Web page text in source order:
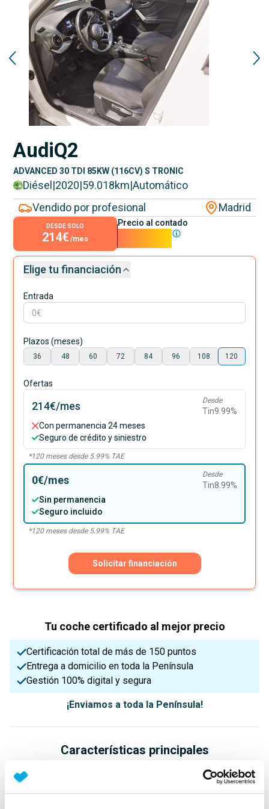
AudiQ2
ADVANCED 30 TDI 85KW (116CV) S TRONIC
Diésel |2020|59.018km|Automático
Vendido por profesional
Madrid
DESDE SOLO
214€ /mes
Precio al contado
Elige tu financiación
Entrada
Plazos (meses)
36 48 60 72 84 96 108 120
Ofertas
214€/mes Desde
Tin9.99%
Con permanencia 24 meses
Seguro de crédito y siniestro
*120meses desde 5.99% TAE
0€/mes Desde
Tin8.99%
Sin permanencia
Seguro incluido
*120meses desde 5.99% TAE
Solicitar financiación
Tu coche certificado al mejor precio
Certificación total de más de 150 puntos
Entrega a domicilio en toda la Península
Gestión 100% digital y segura
¡Enviamos a toda la Península!
Características principales